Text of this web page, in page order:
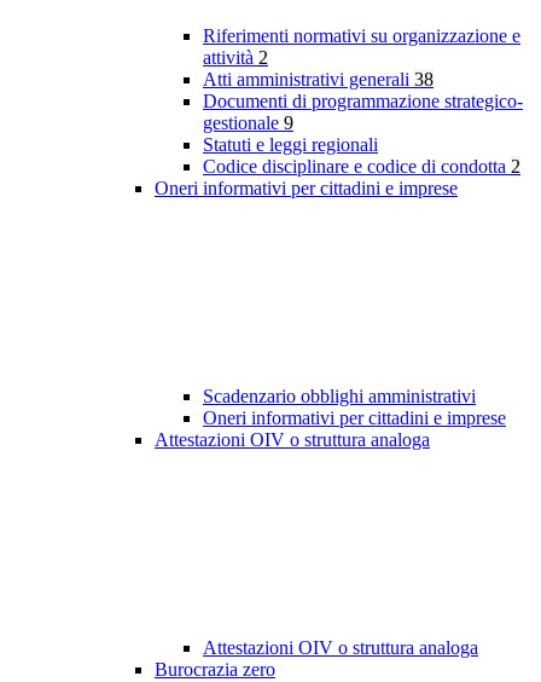
Riferimenti normativi su organizzazione e
attività 2
Atti amministrativi generali 38
Documenti di programmazione strategico-
gestionale 9
Statuti e leggi regionali
Codice disciplinare e codice di condotta 2
Oneri informativi per cittadini e imprese
Scadenzario obblighi amministrativi
Oneri informativi per cittadini e imprese
Attestazioni OIV o struttura analoga
Attestazioni OIV o struttura analoga
Burocrazia zero